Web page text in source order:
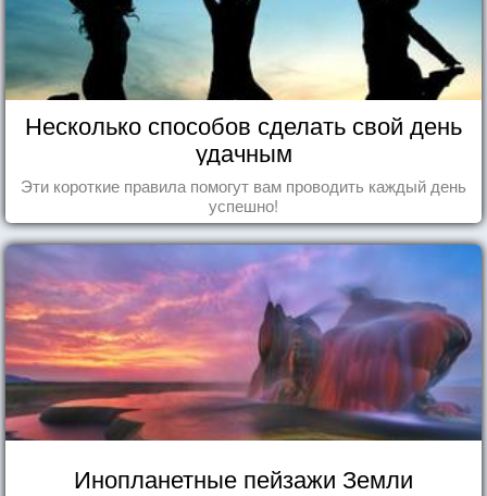
Несколько способов сделать свой день
удачным
Эти короткие правила помогут вам проводить каждый день
успешно!
Инопланетные пейзажи Земли